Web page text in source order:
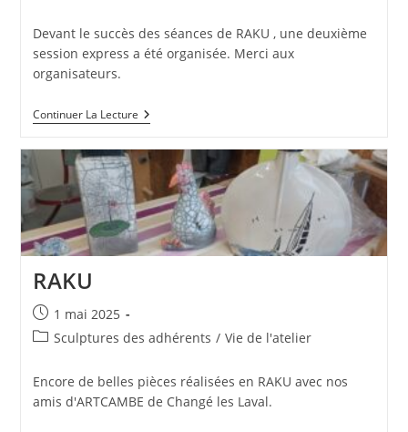
Devant le succès des séances de RAKU , une deuxième
session express a été organisée. Merci aux
organisateurs.
Continuer La LectureRAKU
2EME
RAKU
Publication
publiée :
1 mai 2025
PostSculptures des adhérents / Vie de l'atelier
Encore de belles pièces réalisées en RAKU avec nos
amis d'ARTCAMBE de Changé les Laval.